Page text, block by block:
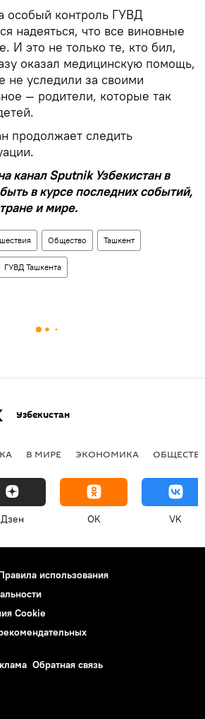
особый контроль ГУВД
надеяться, что все виновные
И это не только те, кто бил,
оказал медицинскую помощь,
не уследили за своими
— родители, которые так
продолжает следить
канал Sputnik Узбекистан в
в курсе последних событий,
и мире.
Общество Ташкент
ГУВД Ташкента
Узбекистан
В МИРЕ ЭКОНОМИКА
Дзен OK VK
использования
Cookie
Обратная связь